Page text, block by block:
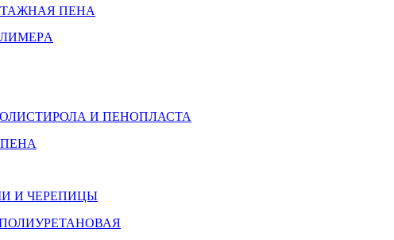
ПЕНА
И ПЕНОПЛАСТА
И ЧЕРЕПИЦЫ